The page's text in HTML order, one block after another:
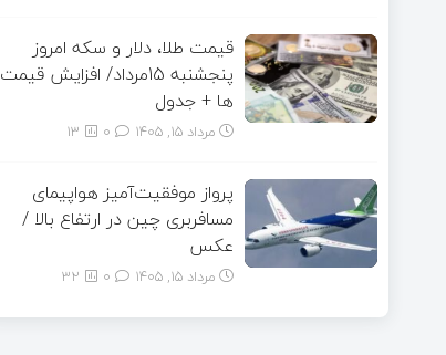
قیمت طلا، دلار و سکه امروز
پنجشنبه 15مرداد/ افزایش قیمت
ها + جدول
مرداد ۱۵, ۱۴۰۵ 13
پرواز موفقیت‌آمیز هواپیمای
مسافربری چین در ارتفاع بالا /
عکس
مرداد ۱۵, ۱۴۰۵ 32